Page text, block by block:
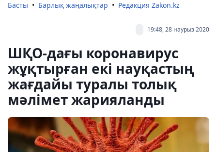
Басты Барлық жаңалықтар Редакция Zakon.kz
19:48, 28 наурыз 2020
ШҚО-дағы коронавирус
жұқтырған екі науқастың
жағдайы туралы толық
мәлімет жарияланды